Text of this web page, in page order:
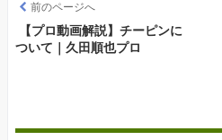
前のページへ
【プロ動画解説】チーピンに
ついて｜久田順也プロ